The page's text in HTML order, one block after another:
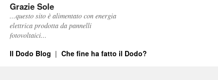
Grazie Sole
...questo sito è alimentato con energia
elettrica prodotta da pannelli
fotovoltaici...
Il Dodo Blog Che fine ha fatto il Dodo?